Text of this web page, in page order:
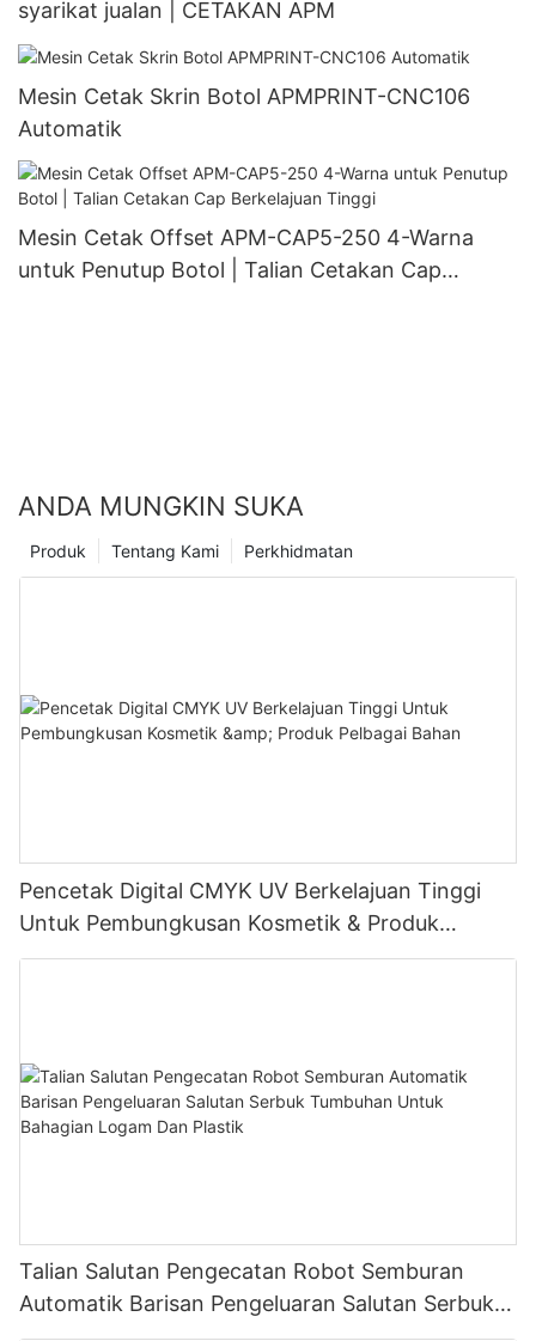
syarikat jualan | CETAKAN APM
Mesin Cetak Skrin Botol APMPRINT-CNC106
Automatik
Mesin Cetak Offset APM-CAP5-250 4-Warna
untuk Penutup Botol | Talian Cetakan Cap
ANDA MUNGKIN SUKA
Perkhidmatan
Tentang Kami
Produk
Pencetak Digital CMYK UV Berkelajuan Tinggi
Untuk Pembungkusan Kosmetik & Produk
Pelbagai Bahan
Talian Salutan Pengecatan Robot Semburan
Automatik Barisan Pengeluaran Salutan Serbuk